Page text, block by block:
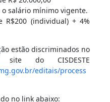
salário mínimo vigente.
R$200 (individual) + 4%
estão discriminados no
do CISDESTE
editais/process
no link abaixo: